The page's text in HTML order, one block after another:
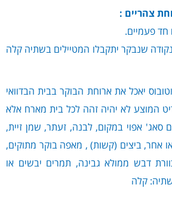
צהריים :
חד פעמיים.
שנבקר יתקבלו המטיילים בשתיה קלה
יאכל את ארוחת הבוקר בבית הבדוואי
המוצע לא יהיה זהה לכל בית מארח אלא
אפוי במקום, לבנה, זעתר, שמן זיית,
אחר, ביצים (קשות) , מאפה בוקר מתוקים,
דבש ממולא גבינה, תמרים יבשים או
קלה